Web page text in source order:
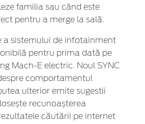
familia sau când este
pentru a merge la sală.
a sistemului de infotainment
pentru prima dată pe
Mach-E electric. Noul SYNC
comportamentul
ulterior emite sugestii
recunoașterea
căutării pe internet